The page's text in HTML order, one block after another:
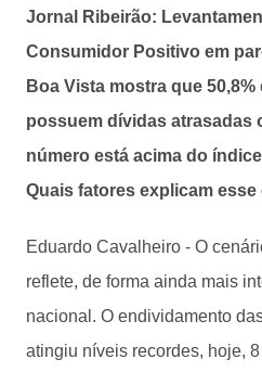
Jornal Ribeirão:
Consumidor Positivo em
Boa Vista mostra que
possuem dívidas atrasadas
número está acima do
Quais fatores explicam
Eduardo Cavalheiro - O
reflete, de forma ainda mais
nacional. O endividamento
atingiu níveis recordes, hoje,